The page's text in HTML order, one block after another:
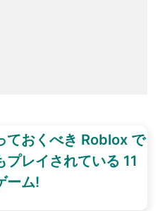
ておくべき Roblox で
プレイされている 11
ーム!